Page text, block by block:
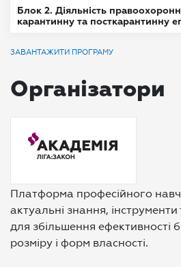
Блок 2. Діяльність
карантинну та посткарантинну
ЗАВАНТАЖИТИ ПРОГРАМУ
Організатори
Платформа професійного
актуальні знання,
для збільшення ефективності
розміру і форм власності.